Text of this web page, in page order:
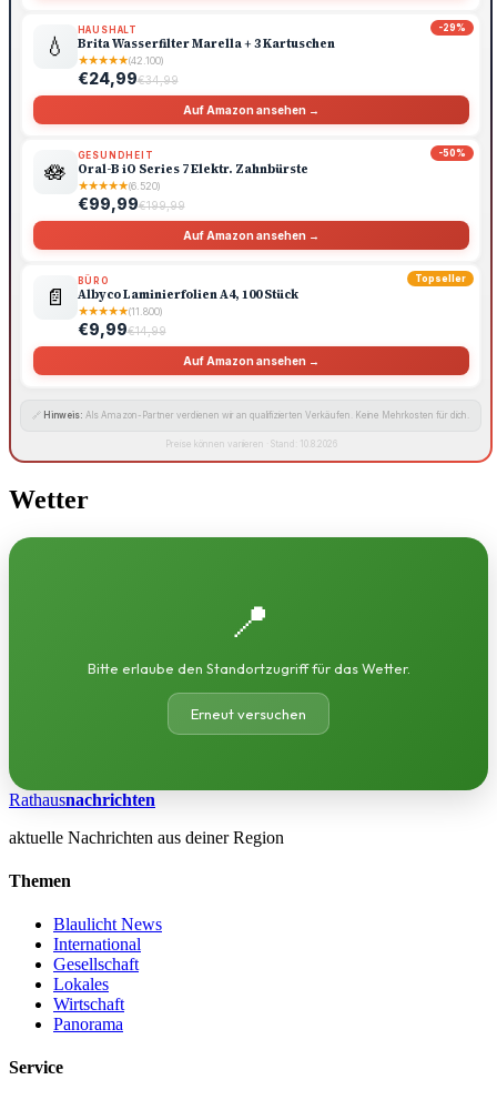
-29%
💧
HAUSHALT
Brita Wasserfilter Marella + 3 Kartuschen
★★★★★(42.100)
€24,99€34,99
Auf Amazon ansehen →
-50%
🪷
GESUNDHEIT
Oral-B iO Series 7 Elektr. Zahnbürste
★★★★★(6.520)
€99,99€199,99
Auf Amazon ansehen →
Topseller
📄
BÜRO
Albyco Laminierfolien A4, 100 Stück
★★★★★(11.800)
€9,99€14,99
Auf Amazon ansehen →
🔗 Hinweis: Als Amazon-Partner verdienen wir an qualifizierten Verkäufen. Keine Mehrkosten für dich.
Preise können variieren · Stand: 10.8.2026
Wetter
📍
Bitte erlaube den Standortzugriff für das Wetter.
Erneut versuchen
Rathausnachrichten
aktuelle Nachrichten aus deiner Region
Themen
Blaulicht News
International
Gesellschaft
Lokales
Wirtschaft
Panorama
Service